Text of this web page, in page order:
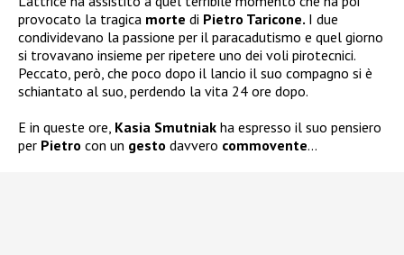
provocato la tragica morte di Pietro Taricone. I due
condividevano la passione per il paracadutismo e quel giorno
si trovavano insieme per ripetere uno dei voli pirotecnici.
Peccato, però, che poco dopo il lancio il suo compagno si è
schiantato al suo, perdendo la vita 24 ore dopo.
E in queste ore, Kasia Smutniak ha espresso il suo pensiero
per Pietro con un gesto davvero commovente…